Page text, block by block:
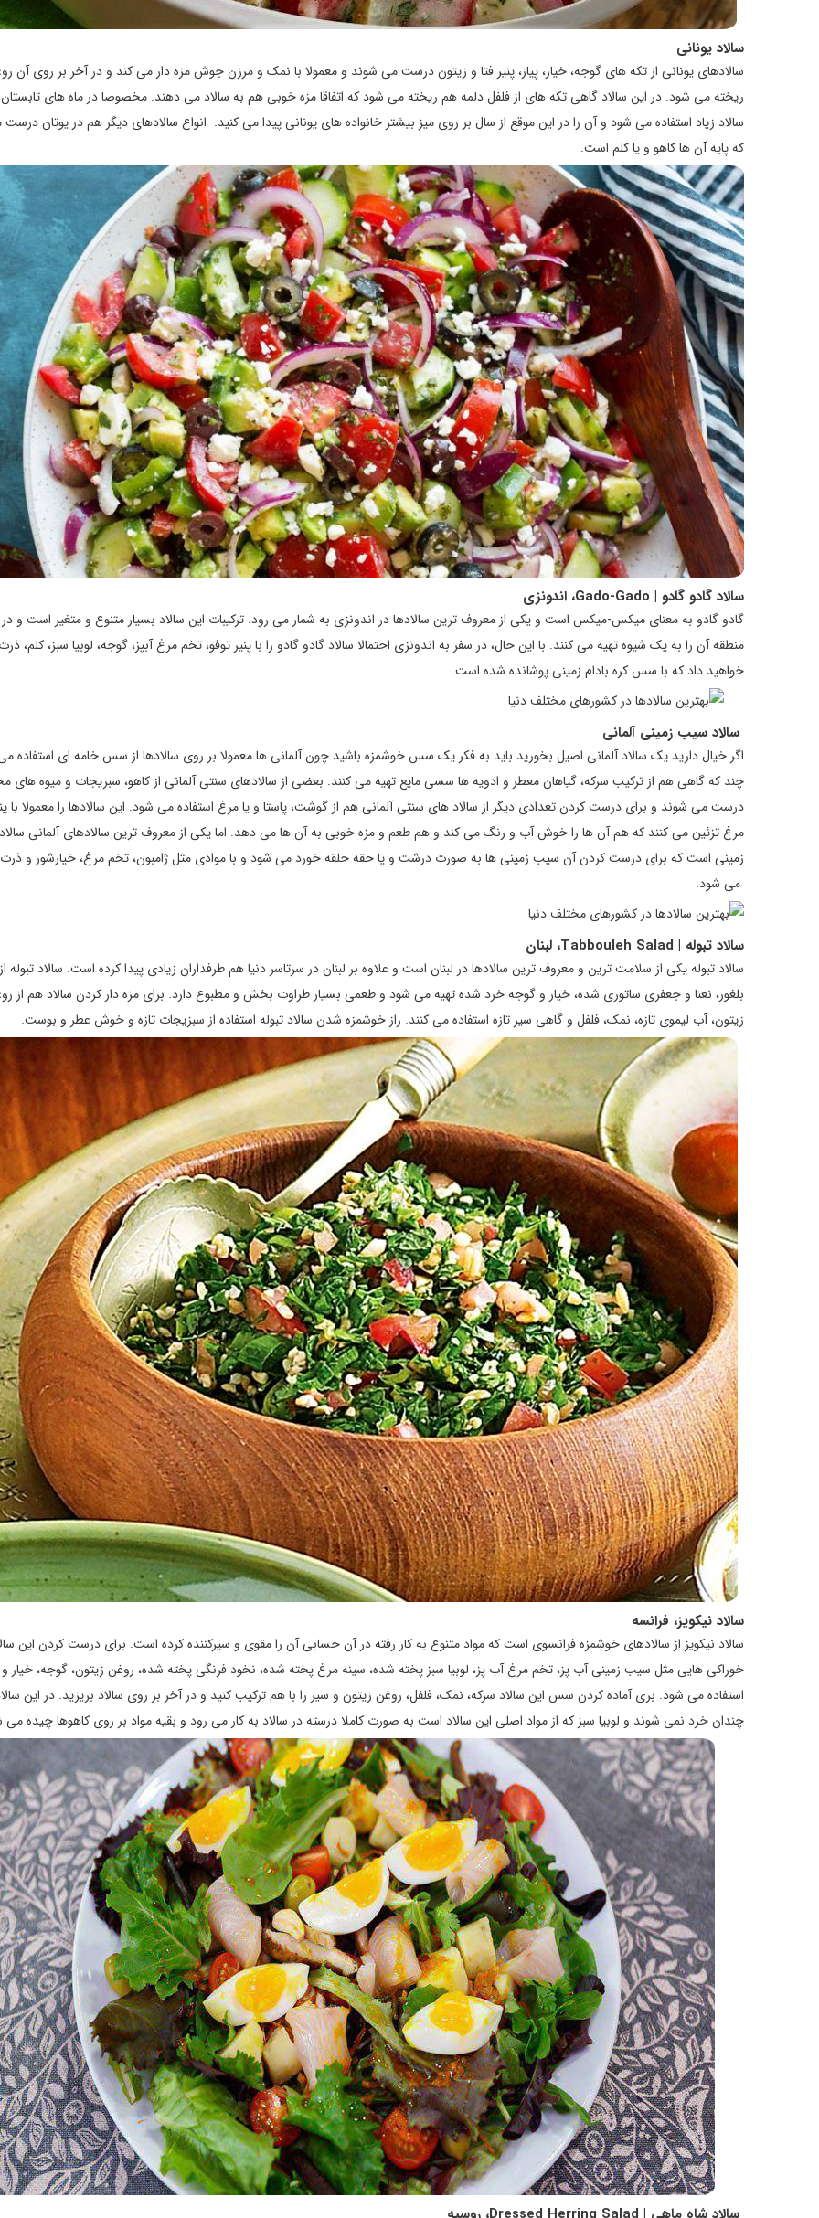
سالاد یونانی
سالادهای یونانی از تکه های گوجه، خیار، پیاز، پنیر فتا و زیتون درست می شوند و معمولا با نمک و مرزن جوش مزه دار می کند و در آخر بر روی آن
ریخته می شود. در این سالاد گاهی تکه های از فلفل دلمه هم ریخته می شود که اتفاقا مزه خوبی هم به سالاد می دهند. مخصوصا در ماه های تابستان
سالاد زیاد استفاده می شود و آن را در این موقع از سال بر روی میز بیشتر خانواده های یونانی پیدا می کنید. انواع سالادهای دیگر هم در یوتان
که پایه آن ها کاهو و یا کلم است.
سالاد گادو گادو | Gado-Gado، اندونزی
گادو گادو به معنای میکس-میکس است و یکی از معروف ترین سالادها در اندونزی به شمار می رود. ترکیبات این سالاد بسیار متنوع و متغیر است و
منطقه آن را به یک شیوه تهیه می کنند. با این حال، در سفر به اندونزی احتمالا سالاد گادو گادو را با پنیر توفو، تخم مرغ آبپز، گوجه، لوبیا سبز، کلم،
خواهید داد که با سس کره بادام زمینی پوشانده شده است.
سالاد سیب زمینی آلمانی
اگر خیال دارید یک سالاد آلمانی اصیل بخورید باید به فکر یک سس خوشمزه باشید چون آلمانی ها معمولا بر روی سالادها از سس خامه ای استفاده
چند که گاهی هم از ترکیب سرکه، گیاهان معطر و ادویه ها سسی مایع تهیه می کنند. بعضی از سالادهای سنتی آلمانی از کاهو، سبریجات و میوه های
درست می شوند و برای درست کردن تعدادی دیگر از سالاد های سنتی آلمانی هم از گوشت، پاستا و یا مرغ استفاده می شود. این سالادها را معمولا با
مرغ تزئین می کنند که هم آن ها را خوش آب و رنگ می کند و هم طعم و مزه خوبی به آن ها می دهد. اما یکی از معروف ترین سالادهای آلمانی
زمینی است که برای درست کردن آن سیب زمینی ها به صورت درشت و یا حقه حلقه خورد می شود و با موادی مثل ژامبون، تخم مرغ، خیارشور و
می شود.
سالاد تبوله | Tabbouleh Salad، لبنان
سالاد تبوله یکی از سلامت ترین و معروف ترین سالادها در لبنان است و علاوه بر لبنان در سرتاسر دنیا هم طرفداران زیادی پیدا کرده است. سالاد تبوله
بلغور، نعنا و جعفری ساتوری شده، خیار و گوجه خرد شده تهیه می شود و طعمی بسیار طراوت بخش و مطبوع دارد. برای مزه دار کردن سالاد هم از
زیتون، آب لیموی تازه، نمک، فلفل و گاهی سیر تازه استفاده می کنند. راز خوشمزه شدن سالاد تبوله استفاده از سبزیجات تازه و خوش عطر و بوست.
سالاد نیکویز، فرانسه
سالاد نیکویز از سالادهای خوشمزه فرانسوی است که مواد متنوع به کار رفته در آن حسابی آن را مقوی و سیرکننده کرده است. برای درست کردن این
خوراکی هایی مثل سیب زمینی آب پز، تخم مرغ آب پز، لوبیا سبز پخته شده، سینه مرغ پخته شده، نخود فرنگی پخته شده، روغن زیتون، گوجه، خیار و
استفاده می شود. بری آماده کردن سس این سالاد سرکه، نمک، فلفل، روغن زیتون و سیر را با هم ترکیب کنید و در آخر بر روی سالاد بریزید. در این
چندان خرد نمی شوند و لوبیا سبز که از مواد اصلی این سالاد است به صورت کاملا درسته در سالاد به کار می رود و بقیه مواد بر روی کاهوها چیده